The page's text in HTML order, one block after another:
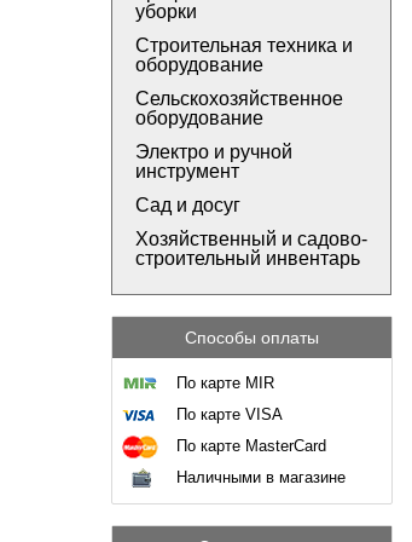
уборки
Строительная техника и
оборудование
Сельскохозяйственное
оборудование
Электро и ручной
инструмент
Сад и досуг
Хозяйственный и садово-
строительный инвентарь
Способы оплаты
По карте MIR
По карте VISA
По карте MasterCard
Наличными в магазине